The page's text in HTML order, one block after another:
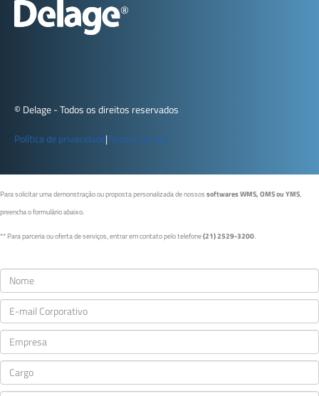
© Delage - Todos os direitos reservados
Política de privacidade|Termos de uso
Para solicitar uma demonstração ou proposta personalizada de nossossoftwares WMS, OMS ou YMS,
preencha o formulário abaixo.
** Para parceria ou oferta de serviços, entrar em contato pelo telefone(21) 2529-3200.